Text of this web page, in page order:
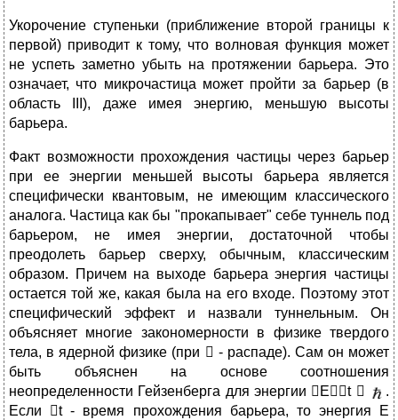
Укорочение ступеньки (приближение второй границы к
первой) приводит к тому, что волновая функция может
не успеть заметно убыть на протяжении барьера. Это
означает, что микрочастица может пройти за барьер (в
область III), даже имея энергию, меньшую высоты
барьера.
Факт возможности прохождения частицы через барьер
при ее энергии меньшей высоты барьера является
специфически квантовым, не имеющим классического
аналога. Частица как бы "прокапывает" себе туннель под
барьером, не имея энергии, достаточной чтобы
преодолеть барьер сверху, обычным, классическим
образом. Причем на выходе барьера энергия частицы
остается той же, какая была на его входе. Поэтому этот
специфический эффект и назвали туннельным. Он
объясняет многие закономерности в физике твердого
тела, в ядерной физике (при  - распаде). Сам он может
быть объяснен на основе соотношения
неопределенности Гейзенберга для энергии Еt 
.
Если t - время прохождения барьера, то энергия Е